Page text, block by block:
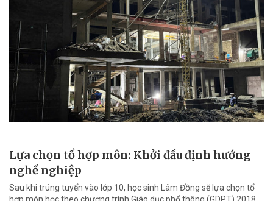
Lựa chọn tổ hợp môn: Khởi đầu định hướng
nghề nghiệp
Sau khi trúng tuyển vào lớp 10, học sinh Lâm Đồng sẽ lựa chọn tổ